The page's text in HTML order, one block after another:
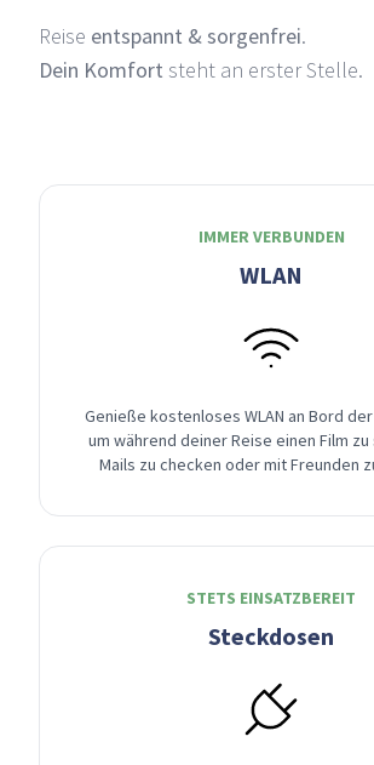
Reise entspannt & sorgenfrei.
Dein Komfort steht an erster Stelle.
IMMER VERBUNDEN
WLAN
Genieße kostenloses WLAN an Bord
um während deiner Reise einen Film zu
Mails zu checken oder mit Freunden
STETS EINSATZBEREIT
Steckdosen